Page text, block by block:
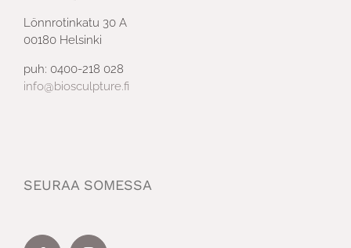
Lönnrotinkatu 30 A
00180 Helsinki
puh: 0400-218 028
info@biosculpture.fi
SEURAA SOMESSA